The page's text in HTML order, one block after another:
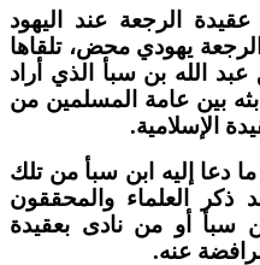
الرجعة عند اليهود
يهودي محض، تلقاها
الله بن سبأ الذي أراد
بين عامة المسلمين من
الإسلامية.
إليه ابن سبأ من تلك
ذكر العلماء والمحققون
سبأ أو من نادى بعقيدة
عنه.